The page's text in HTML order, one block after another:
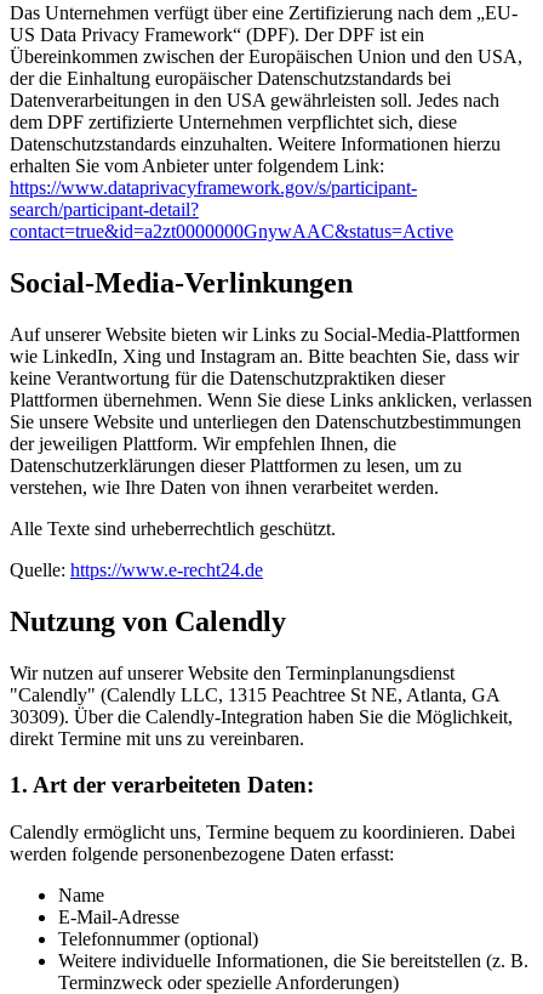
Das Unternehmen verfügt über eine Zertifizierung nach dem „EU-
US Data Privacy Framework“ (DPF). Der DPF ist ein
Übereinkommen zwischen der Europäischen Union und den USA,
der die Einhaltung europäischer Datenschutzstandards bei
Datenverarbeitungen in den USA gewährleisten soll. Jedes nach
dem DPF zertifizierte Unternehmen verpflichtet sich, diese
Datenschutzstandards einzuhalten. Weitere Informationen hierzu
erhalten Sie vom Anbieter unter folgendem Link:
https://www.dataprivacyframework.gov/s/participant-
search/participant-detail?
contact=true&id=a2zt0000000GnywAAC&status=Active
Social-Media-Verlinkungen
Auf unserer Website bieten wir Links zu Social-Media-Plattformen
wie LinkedIn, Xing und Instagram an. Bitte beachten Sie, dass wir
keine Verantwortung für die Datenschutzpraktiken dieser
Plattformen übernehmen. Wenn Sie diese Links anklicken, verlassen
Sie unsere Website und unterliegen den Datenschutzbestimmungen
der jeweiligen Plattform. Wir empfehlen Ihnen, die
Datenschutzerklärungen dieser Plattformen zu lesen, um zu
verstehen, wie Ihre Daten von ihnen verarbeitet werden.
Alle Texte sind urheberrechtlich geschützt.
Quelle: https://www.e-recht24.de
Nutzung von Calendly
Wir nutzen auf unserer Website den Terminplanungsdienst
"Calendly" (Calendly LLC, 1315 Peachtree St NE, Atlanta, GA
30309). Über die Calendly-Integration haben Sie die Möglichkeit,
direkt Termine mit uns zu vereinbaren.
1. Art der verarbeiteten Daten:
Calendly ermöglicht uns, Termine bequem zu koordinieren. Dabei
werden folgende personenbezogene Daten erfasst:
Name
E-Mail-Adresse
Telefonnummer (optional)
Weitere individuelle Informationen, die Sie bereitstellen (z. B.
Terminzweck oder spezielle Anforderungen)